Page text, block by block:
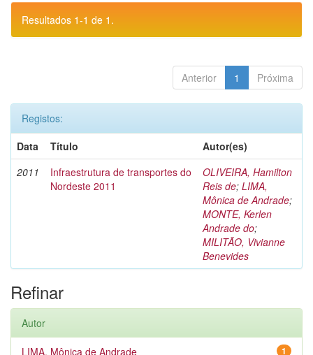
Resultados 1-1 de 1.
Anterior 1 Próxima
Registos:
Data
Título
Autor(es)
2011
Infraestrutura de transportes do
Nordeste 2011
OLIVEIRA, Hamilton
Reis de; LIMA,
Mônica de Andrade;
MONTE, Kerlen
Andrade do;
MILITÃO, Vivianne
Benevides
Refinar
Autor
1
LIMA, Mônica de Andrade